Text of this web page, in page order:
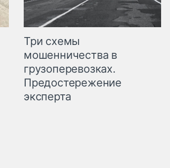
Три схемы
мошенничества в
грузоперевозках.
Предостережение
эксперта